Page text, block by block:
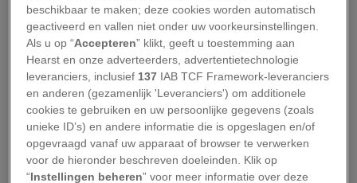
vormen zes planeten een opvallende
‘planetenparade’ boven de westelijke horizon.
Welke planeten zijn
zichtbaar?
De zes planeten die je in februari tegelijkertijd
kunt zien zijnMercurius ,Venus,Jupiter
beschikbaar te maken; deze cookies worden automatisch
geactiveerd en vallen niet onder uw voorkeursinstellingen.
Als u op “Accepteren” klikt, geeft u toestemming aan
Hearst en onze adverteerders, advertentietechnologie
leveranciers, inclusief 137 IAB TCF Framework-leveranciers
en anderen (gezamenlijk 'Leveranciers') om additionele
cookies te gebruiken en uw persoonlijke gegevens (zoals
unieke ID’s) en andere informatie die is opgeslagen en/of
opgevraagd vanaf uw apparaat of browser te verwerken
voor de hieronder beschreven doeleinden. Klik op
“Instellingen beheren” voor meer informatie over deze